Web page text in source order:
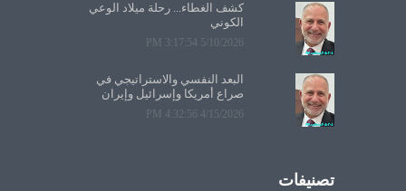
كشف الغطاء... رحلة ميلاد الوعي
الكوني
5/10/2026 3:17:54 PM
البعد النفسي والاستراتيجي في
صراع أمريكا وإسرائيل وإيران
4/15/2026 4:32:56 PM
تصنيفات